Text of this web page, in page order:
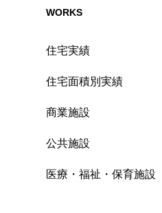
WORKS
住宅実績
住宅面積別実績
商業施設
公共施設
医療・福祉・保育施設